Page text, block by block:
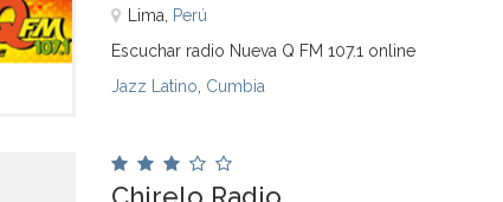
Lima,
Perú
Escuchar radio Nueva Q FM 107.1 online
Jazz Latino Cumbia